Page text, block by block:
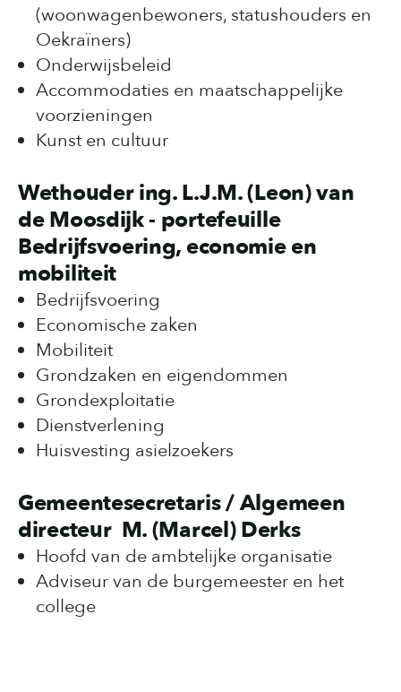
(woonwagenbewoners, statushouders en
Oekraïners)
Onderwijsbeleid
Accommodaties en maatschappelijke
voorzieningen
Kunst en cultuur
Wethouder ing. L.J.M. (Leon) van
de Moosdijk - portefeuille
Bedrijfsvoering, economie en
mobiliteit
Bedrijfsvoering
Economische zaken
Mobiliteit
Grondzaken en eigendommen
Grondexploitatie
Dienstverlening
Huisvesting asielzoekers
Gemeentesecretaris / Algemeen
directeur M. (Marcel) Derks
Hoofd van de ambtelijke organisatie
Adviseur van de burgemeester en het
college